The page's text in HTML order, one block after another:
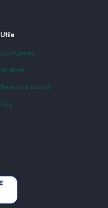
Utile
Contul meu
Wishlist
Resetare parolă
Coș